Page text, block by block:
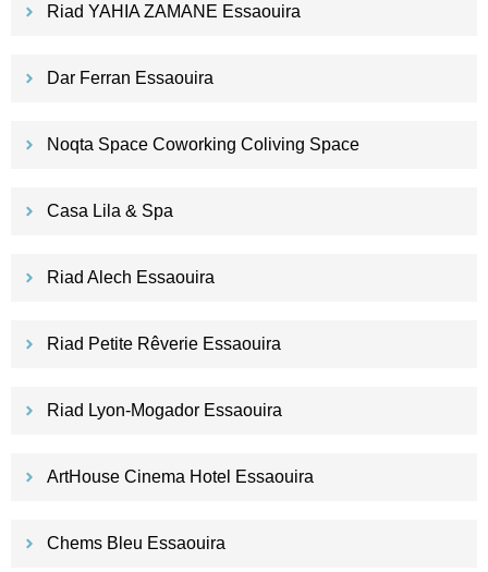
Riad YAHIA ZAMANE Essaouira
Dar Ferran Essaouira
Noqta Space Coworking Coliving Space
Casa Lila & Spa
Riad Alech Essaouira
Riad Petite Rêverie Essaouira
Riad Lyon-Mogador Essaouira
ArtHouse Cinema Hotel Essaouira
Chems Bleu Essaouira